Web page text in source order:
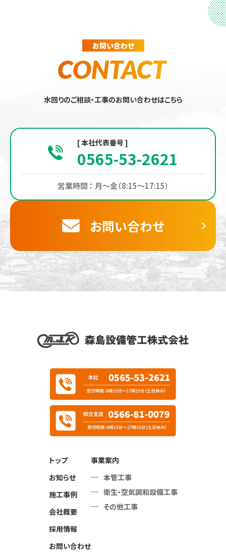
お問い合わせ
CONTACT
水回りのご相談・工事のお問い合わせはこちら
[ 本社代表番号 ]
0565-53-2621
営業時間 ： 月〜金（8:15〜17:15）
お問い合わせ
トップ
お知らせ
施工事例
会社概要
採用情報
お問い合わせ
事業案内
本管工事
衛生・空気調和設備工事
その他工事